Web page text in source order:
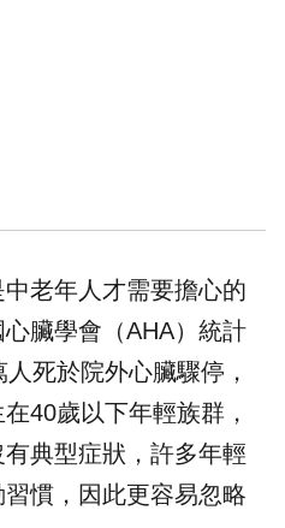
老年人才需要擔心的
臟學會（AHA）統計
死於院外心臟驟停，
40歲以下年輕族群，
典型症狀，許多年輕
慣，因此更容易忽略